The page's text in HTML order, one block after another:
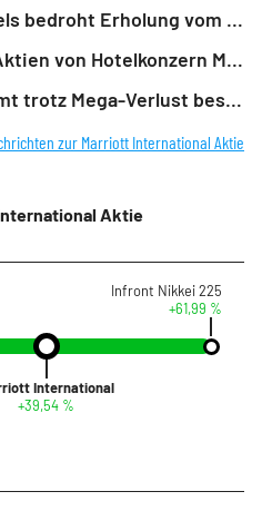
Personalmangel in Hotels bedroht Erholung vom Corona-Einbruch
Starke Zahlen treiben Aktien von Hotelkonzern Marriott nach oben
ROUNDUP: Airbnb kommt trotz Mega-Verlust besser als erwartet durch die Krise
zur Marriott International Aktie
Aktie
International
+39,54 %
Infront Nikkei 225
+61,99 %